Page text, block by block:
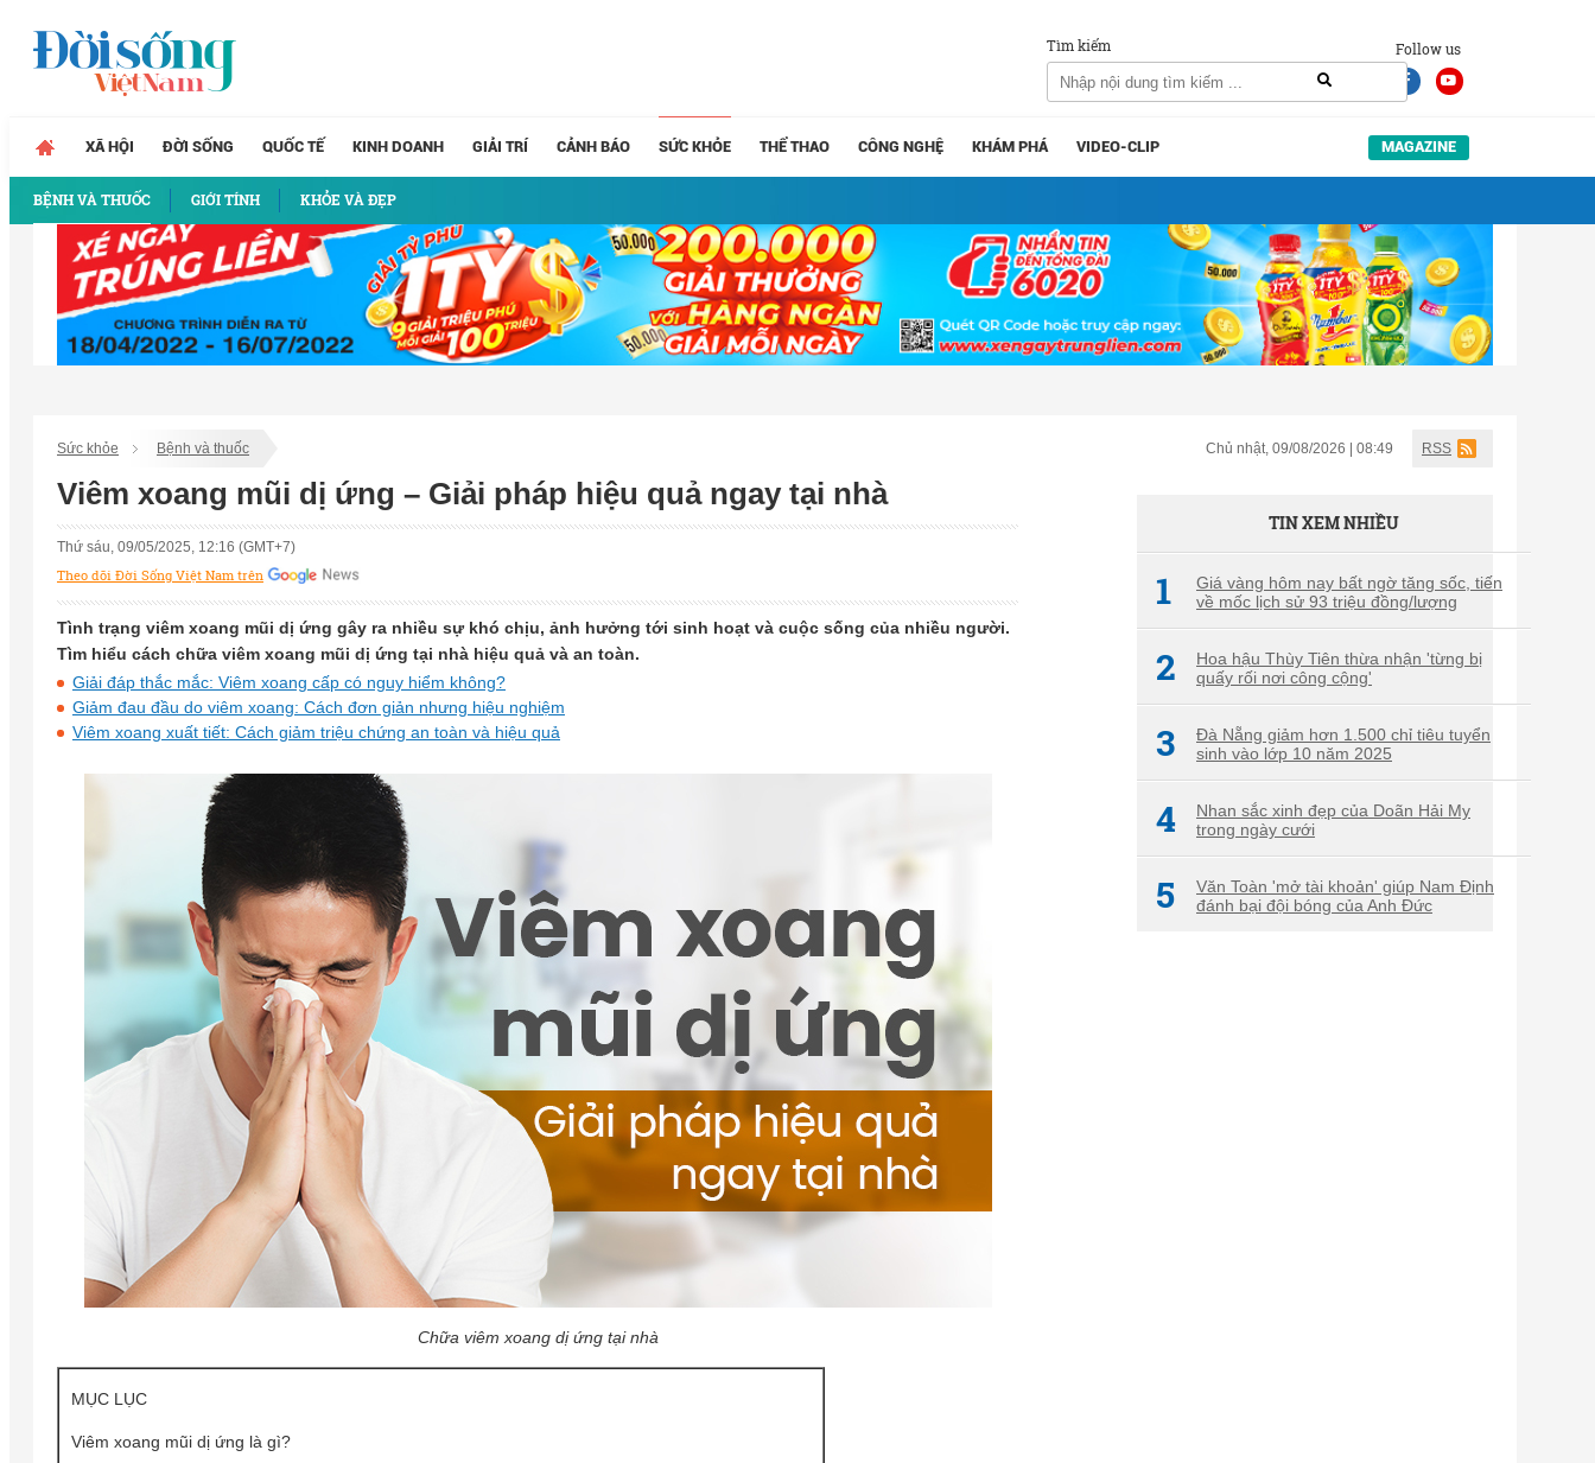
Follow us
Tìm kiếm
XÃ HỘI ĐỜI SỐNG QUỐC TẾ KINH DOANH GIẢI TRÍ CẢNH BÁO SỨC KHỎE
BỆNH VÀ THUỐC GIỚI TÍNH KHỎE VÀ ĐẸP
THỂ THAO CÔNG NGHỆ KHÁM PHÁ VIDEO-CLIP MAGAZINE
Sức khỏe Bệnh và thuốc Chủ nhật, 09/08/2026 | 08:49 RSS
Viêm xoang mũi dị ứng – Giải pháp hiệu quả ngay tại nhà
Thứ sáu, 09/05/2025, 12:16 (GMT+7)
Theo dõi Đời Sống Việt Nam trên
Tình trạng viêm xoang mũi dị ứng gây ra nhiều sự khó chịu, ảnh hưởng tới sinh hoạt và cuộc sống của nhiều người.
Tìm hiểu cách chữa viêm xoang mũi dị ứng tại nhà hiệu quả và an toàn.
Giải đáp thắc mắc: Viêm xoang cấp có nguy hiểm không?
Giảm đau đầu do viêm xoang: Cách đơn giản nhưng hiệu nghiệm
Viêm xoang xuất tiết: Cách giảm triệu chứng an toàn và hiệu quả
Chữa viêm xoang dị ứng tại nhà
MỤC LỤC
Viêm xoang mũi dị ứng là gì?
TIN XEM NHIỀU
1
Giá vàng hôm nay bất ngờ tăng sốc, tiến
về mốc lịch sử 93 triệu đồng/lượng
2
Hoa hậu Thùy Tiên thừa nhận 'từng bị
quấy rối nơi công cộng'
3
Đà Nẵng giảm hơn 1.500 chỉ tiêu tuyển
sinh vào lớp 10 năm 2025
4
Nhan sắc xinh đẹp của Doãn Hải My
trong ngày cưới
5
Văn Toàn 'mở tài khoản' giúp Nam Định
đánh bại đội bóng của Anh Đức